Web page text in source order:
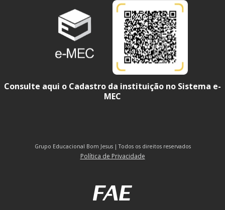
Consulte aqui o Cadastro da instituição no Sistema e-
MEC
Grupo Educacional Bom Jesus | Todos os direitos reservados
Política de Privacidade